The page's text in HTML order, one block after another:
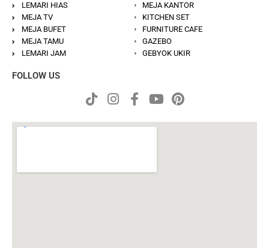
LEMARI HIAS
MEJA TV
MEJA BUFET
MEJA TAMU
LEMARI JAM
MEJA KANTOR
KITCHEN SET
FURNITURE CAFE
GAZEBO
GEBYOK UKIR
FOLLOW US